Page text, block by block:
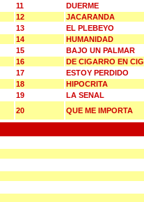
11
DUERME
12
JACARANDA
13
EL PLEBEYO
14
HUMANIDAD
15
BAJO UN PALMAR
16
DE CIGARRO EN
17
ESTOY PERDIDO
18
HIPOCRITA
19
LA SENAL
20 QUE ME IMPORTA